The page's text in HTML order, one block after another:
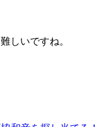
しいですね。